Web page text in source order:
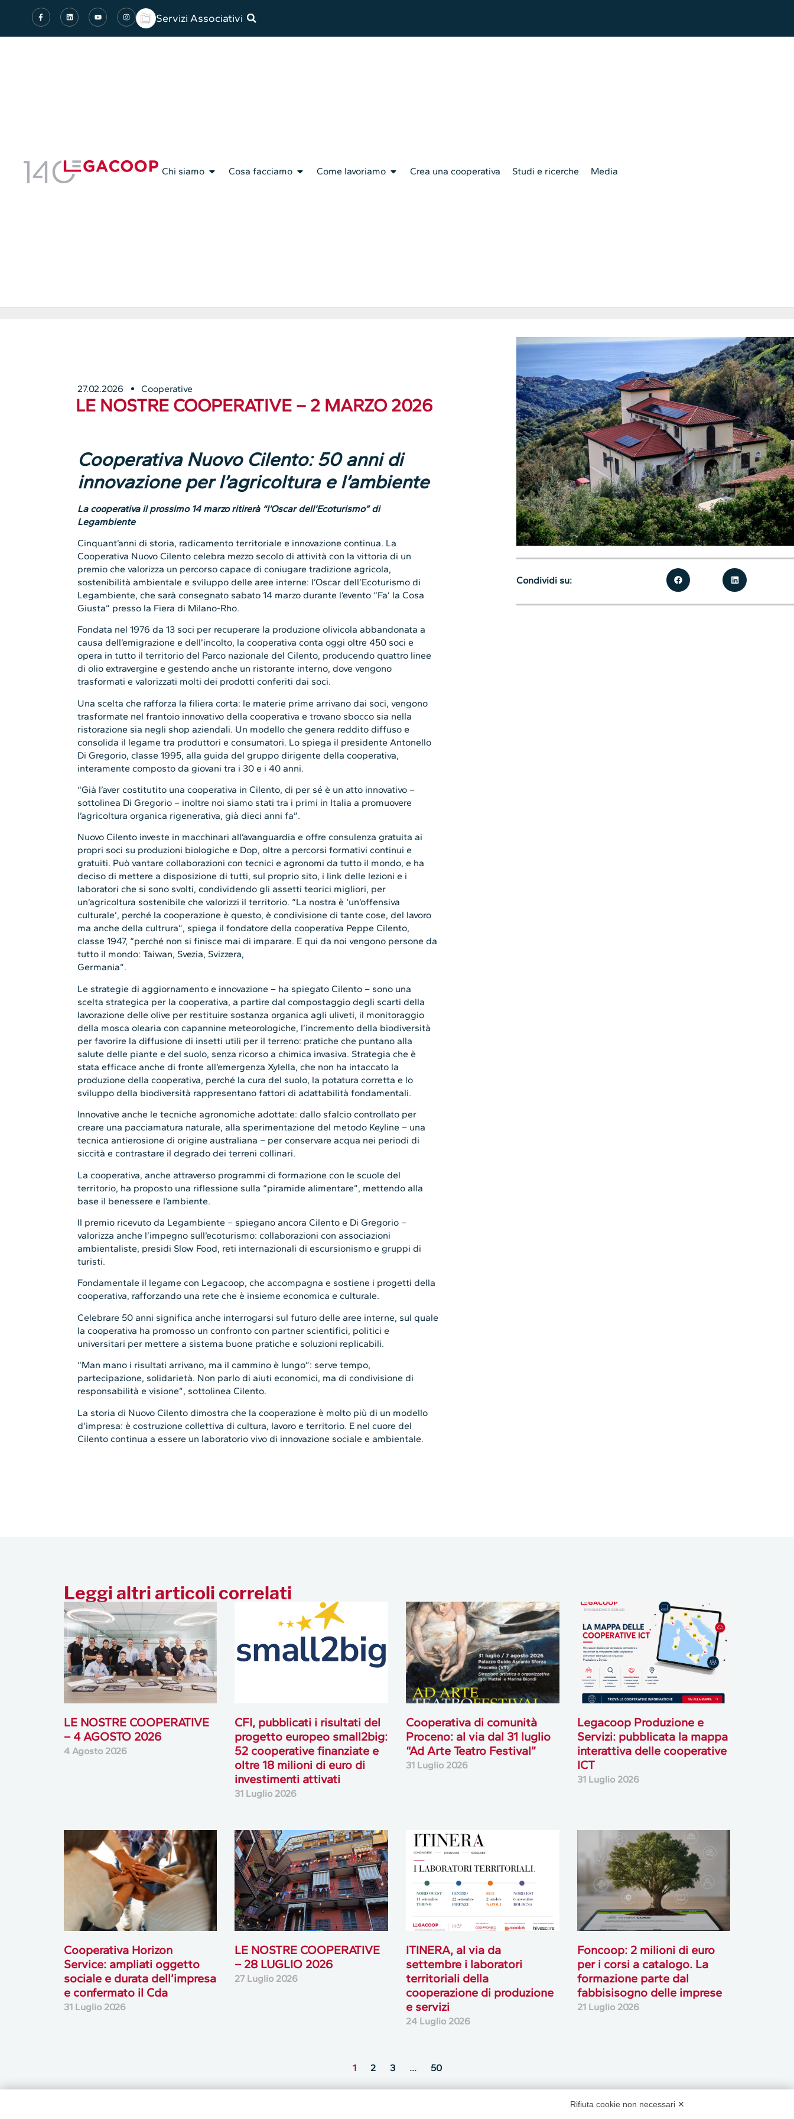
Servizi Associativi
Chi siamo Cosa facciamo Come lavoriamo Crea una cooperativa Studi e ricerche Media
27.02.2026 Cooperative
LE NOSTRE COOPERATIVE – 2 MARZO 2026
Cooperativa Nuovo Cilento: 50 anni di
innovazione per l’agricoltura e l’ambiente
La cooperativa il prossimo 14 marzo ritirerà “l’Oscar dell’Ecoturismo” di
Legambiente
Cinquant’anni di storia, radicamento territoriale e innovazione continua. La
Cooperativa Nuovo Cilento celebra mezzo secolo di attività con la vittoria di un
premio che valorizza un percorso capace di coniugare tradizione agricola,
sostenibilità ambientale e sviluppo delle aree interne: l’Oscar dell’Ecoturismo di
Legambiente, che sarà consegnato sabato 14 marzo durante l’evento “Fa’ la Cosa
Giusta” presso la Fiera di Milano-Rho.
Fondata nel 1976 da 13 soci per recuperare la produzione olivicola abbandonata a
causa dell’emigrazione e dell’incolto, la cooperativa conta oggi oltre 450 soci e
opera in tutto il territorio del Parco nazionale del Cilento, producendo quattro linee
di olio extravergine e gestendo anche un ristorante interno, dove vengono
trasformati e valorizzati molti dei prodotti conferiti dai soci.
Una scelta che rafforza la filiera corta: le materie prime arrivano dai soci, vengono
trasformate nel frantoio innovativo della cooperativa e trovano sbocco sia nella
ristorazione sia negli shop aziendali. Un modello che genera reddito diffuso e
consolida il legame tra produttori e consumatori. Lo spiega il presidente Antonello
Di Gregorio, classe 1995, alla guida del gruppo dirigente della cooperativa,
interamente composto da giovani tra i 30 e i 40 anni.
“Già l’aver costitutito una cooperativa in Cilento, di per sé è un atto innovativo –
sottolinea Di Gregorio – inoltre noi siamo stati tra i primi in Italia a promuovere
l’agricoltura organica rigenerativa, già dieci anni fa”.
Nuovo Cilento investe in macchinari all’avanguardia e offre consulenza gratuita ai
propri soci su produzioni biologiche e Dop, oltre a percorsi formativi continui e
gratuiti. Può vantare collaborazioni con tecnici e agronomi da tutto il mondo, e ha
deciso di mettere a disposizione di tutti, sul proprio sito, i link delle lezioni e i
laboratori che si sono svolti, condividendo gli assetti teorici migliori, per
un’agricoltura sostenibile che valorizzi il territorio. “La nostra è ‘un’offensiva
culturale’, perché la cooperazione è questo, è condivisione di tante cose, del lavoro
ma anche della cultrura”, spiega il fondatore della cooperativa Peppe Cilento,
classe 1947, “perché non si finisce mai di imparare. E qui da noi vengono persone da
tutto il mondo: Taiwan, Svezia, Svizzera,
Germania”.
Le strategie di aggiornamento e innovazione – ha spiegato Cilento – sono una
scelta strategica per la cooperativa, a partire dal compostaggio degli scarti della
lavorazione delle olive per restituire sostanza organica agli uliveti, il monitoraggio
della mosca olearia con capannine meteorologiche, l’incremento della biodiversità
per favorire la diffusione di insetti utili per il terreno: pratiche che puntano alla
salute delle piante e del suolo, senza ricorso a chimica invasiva. Strategia che è
stata efficace anche di fronte all’emergenza Xylella, che non ha intaccato la
produzione della cooperativa, perché la cura del suolo, la potatura corretta e lo
sviluppo della biodiversità rappresentano fattori di adattabilità fondamentali.
Innovative anche le tecniche agronomiche adottate: dallo sfalcio controllato per
creare una pacciamatura naturale, alla sperimentazione del metodo Keyline – una
tecnica antierosione di origine australiana – per conservare acqua nei periodi di
siccità e contrastare il degrado dei terreni collinari.
La cooperativa, anche attraverso programmi di formazione con le scuole del
territorio, ha proposto una riflessione sulla “piramide alimentare”, mettendo alla
base il benessere e l’ambiente.
Il premio ricevuto da Legambiente – spiegano ancora Cilento e Di Gregorio –
valorizza anche l’impegno sull’ecoturismo: collaborazioni con associazioni
ambientaliste, presidi Slow Food, reti internazionali di escursionismo e gruppi di
turisti.
Fondamentale il legame con Legacoop, che accompagna e sostiene i progetti della
cooperativa, rafforzando una rete che è insieme economica e culturale.
Celebrare 50 anni significa anche interrogarsi sul futuro delle aree interne, sul quale
la cooperativa ha promosso un confronto con partner scientifici, politici e
universitari per mettere a sistema buone pratiche e soluzioni replicabili.
“Man mano i risultati arrivano, ma il cammino è lungo”: serve tempo,
partecipazione, solidarietà. Non parlo di aiuti economici, ma di condivisione di
responsabilità e visione”, sottolinea Cilento.
La storia di Nuovo Cilento dimostra che la cooperazione è molto più di un modello
d’impresa: è costruzione collettiva di cultura, lavoro e territorio. E nel cuore del
Cilento continua a essere un laboratorio vivo di innovazione sociale e ambientale.
Condividi su:
Leggi altri articoli correlati
LE NOSTRE COOPERATIVE
– 4 AGOSTO 2026
4 Agosto 2026
CFI, pubblicati i risultati del
progetto europeo small2big:
52 cooperative finanziate e
oltre 18 milioni di euro di
investimenti attivati
31 Luglio 2026
Cooperativa di comunità
Proceno: al via dal 31 luglio
“Ad Arte Teatro Festival”
31 Luglio 2026
Legacoop Produzione e
Servizi: pubblicata la mappa
interattiva delle cooperative
ICT
31 Luglio 2026
Cooperativa Horizon
Service: ampliati oggetto
sociale e durata dell’impresa
e confermato il Cda
31 Luglio 2026
LE NOSTRE COOPERATIVE
– 28 LUGLIO 2026
27 Luglio 2026
ITINERA, al via da
settembre i laboratori
territoriali della
cooperazione di produzione
e servizi
24 Luglio 2026
Foncoop: 2 milioni di euro
per i corsi a catalogo. La
formazione parte dal
fabbisisogno delle imprese
21 Luglio 2026
1 2 3 … 50
Rifiuta cookie non necessari ✕